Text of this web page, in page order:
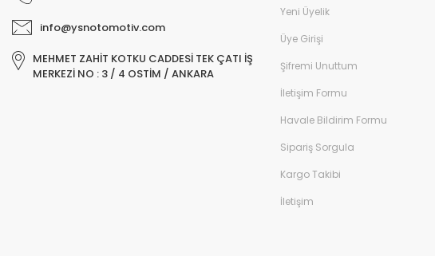
info@ysnotomotiv.com
MEHMET ZAHİT KOTKU CADDESİ TEK ÇATI İŞ
MERKEZİ NO : 3 / 4 OSTİM / ANKARA
Yeni Üyelik
Üye Girişi
Şifremi Unuttum
İletişim Formu
Havale Bildirim Formu
Sipariş Sorgula
Kargo Takibi
İletişim